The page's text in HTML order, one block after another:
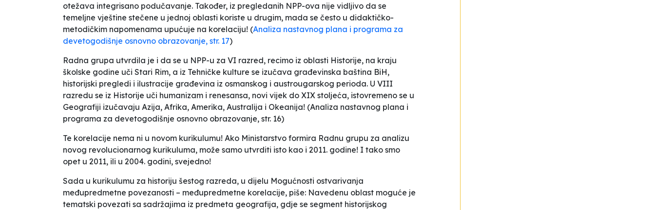
otežava integrisano podučavanje. Također, iz pregledanih NPP-ova nije vidljivo da se
temeljne vještine stečene u jednoj oblasti koriste u drugim, mada se često u didaktičko-
metodičkim napomenama upućuje na korelaciju! (Analiza nastavnog plana i programa za
devetogodišnje osnovno obrazovanje, str. 17)
Radna grupa utvrdila je i da se u NPP-u za VI razred, recimo iz oblasti Historije, na kraju
školske godine uči Stari Rim, a iz Tehničke kulture se izučava građevinska baština BiH,
historijski pregledi i ilustracije građevina iz osmanskog i austrougarskog perioda. U VIII
razredu se iz Historije uči humanizam i renesansa, novi vijek do XIX stoljeća, istovremeno se u
Geografiji izučavaju Azija, Afrika, Amerika, Australija i Okeanija! (Analiza nastavnog plana i
programa za devetogodišnje osnovno obrazovanje, str. 16)
Te korelacije nema ni u novom kurikulumu! Ako Ministarstvo formira Radnu grupu za analizu
novog revolucionarnog kurikuluma, može samo utvrditi isto kao i 2011. godine! I tako smo
opet u 2011, ili u 2004. godini, svejedno!
Sada u kurikulumu za historiju šestog razreda, u dijelu Mogućnosti ostvarivanja
međupredmetne povezanosti – međupredmetne korelacije, piše: Navedenu oblast moguće je
tematski povezati sa sadržajima iz predmeta geografija, gdje se segment historijskog